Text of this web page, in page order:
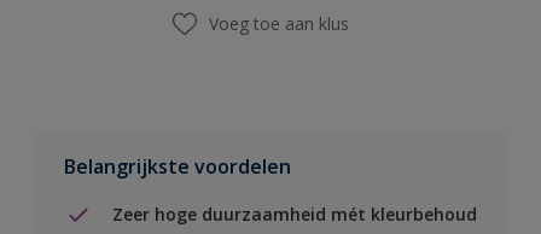
Voeg toe aan klus
Belangrijkste voordelen
Zeer hoge duurzaamheid mét kleurbehoud